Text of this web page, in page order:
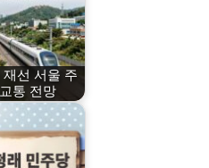
재선 서울 주
통 전망